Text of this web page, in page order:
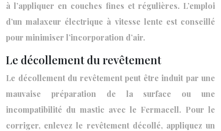
à l’appliquer en couches fines et régulières. L’emploi
d’un malaxeur électrique à vitesse lente est conseillé
pour minimiser l’incorporation d’air.
Le décollement du revêtement
Le décollement du revêtement peut être induit par une
mauvaise préparation de la surface ou une
incompatibilité du mastic avec le Fermacell. Pour le
corriger, enlevez le revêtement décollé, appliquez un